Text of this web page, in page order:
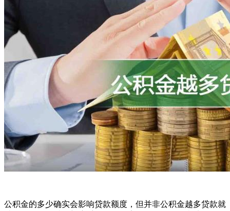
公积金的多少确实会影响贷款额度，但并非公积金越多贷款就